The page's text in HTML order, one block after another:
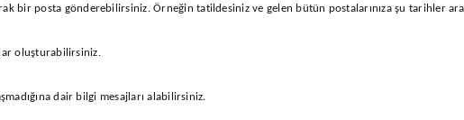
bir posta gönderebilirsiniz. Örneğin tatildesiniz ve gelen bütün postalarınıza şu tarihler
oluşturabilirsiniz.
dair bilgi mesajları alabilirsiniz.